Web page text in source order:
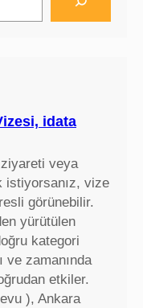
idata
veya
istiyorsanız, vize
görünebilir.
yürütülen
kategori
ve zamanında
etkiler.
), Ankara